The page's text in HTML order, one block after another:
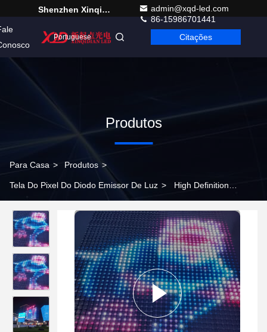
Shenzhen Xinqidian Photo-Electric Co.,Ltd.
admin@xqd-led.com
86-15986701441
Portuguese Citações
Produtos
Para Casa > Produtos >
Tela Do Pixel Do Diodo Emissor De Luz > High Definition
fachada